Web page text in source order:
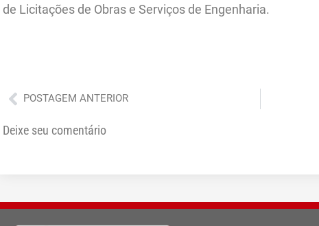
de Licitações de Obras e Serviços de Engenharia.
Anterior
POSTAGEM ANTERIOR
Deixe seu comentário